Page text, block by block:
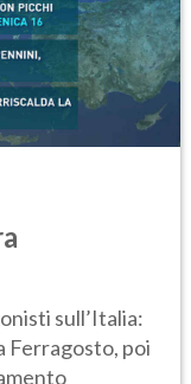
sull’Italia:
Ferragosto, poi